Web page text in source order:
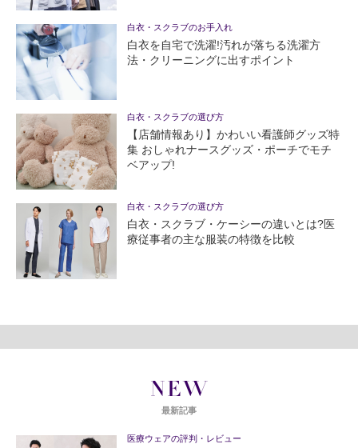
白衣・スクラブのお手入れ
白衣を自宅で洗濯!汚れが落ちる洗濯方
法・クリーニングに出すポイント
白衣・スクラブの選び方
【店舗情報あり】かわいい看護師グッズ特
集 おしゃれナースグッズ・ポーチでモチ
ベアップ!
白衣・スクラブの選び方
白衣・スクラブ・ケーシーの違いとは?医
療従事者の主な服装の特徴を比較
NEW
最新記事
医療ウェアの評判・レビュー